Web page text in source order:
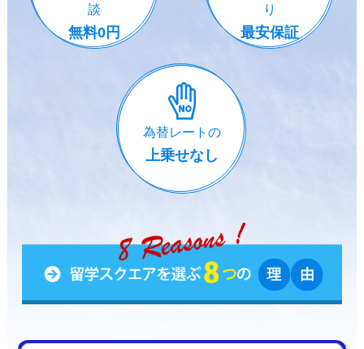
談
無料0円
り
最安保証
為替レートの
上乗せなし